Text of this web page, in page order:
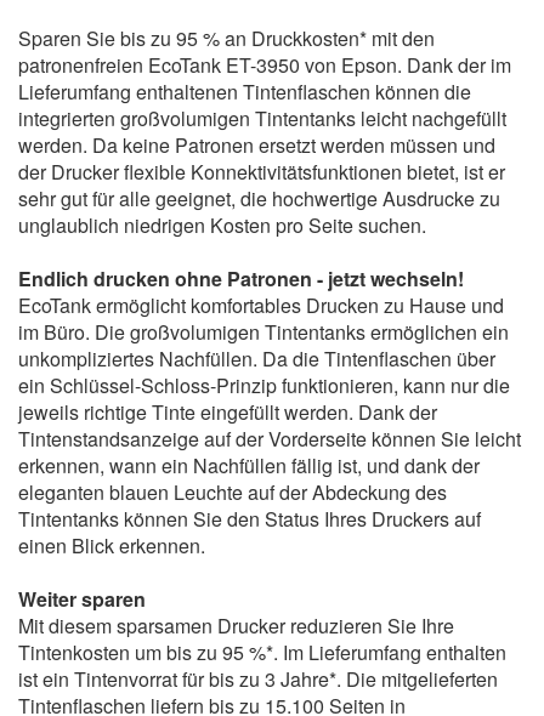
Sparen Sie bis zu 95 % an Druckkosten* mit den
patronenfreien EcoTank ET-3950 von Epson. Dank der im
Lieferumfang enthaltenen Tintenflaschen können die
integrierten großvolumigen Tintentanks leicht nachgefüllt
werden. Da keine Patronen ersetzt werden müssen und
der Drucker flexible Konnektivitätsfunktionen bietet, ist er
sehr gut für alle geeignet, die hochwertige Ausdrucke zu
unglaublich niedrigen Kosten pro Seite suchen.
Endlich drucken ohne Patronen - jetzt wechseln!
EcoTank ermöglicht komfortables Drucken zu Hause und
im Büro. Die großvolumigen Tintentanks ermöglichen ein
unkompliziertes Nachfüllen. Da die Tintenflaschen über
ein Schlüssel-Schloss-Prinzip funktionieren, kann nur die
jeweils richtige Tinte eingefüllt werden. Dank der
Tintenstandsanzeige auf der Vorderseite können Sie leicht
erkennen, wann ein Nachfüllen fällig ist, und dank der
eleganten blauen Leuchte auf der Abdeckung des
Tintentanks können Sie den Status Ihres Druckers auf
einen Blick erkennen.
Weiter sparen
Mit diesem sparsamen Drucker reduzieren Sie Ihre
Tintenkosten um bis zu 95 %*. Im Lieferumfang enthalten
ist ein Tintenvorrat für bis zu 3 Jahre*. Die mitgelieferten
Tintenflaschen liefern bis zu 15.100 Seiten in